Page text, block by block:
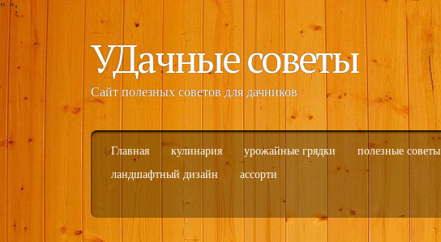
" ";
УДачные советы
Сайт полезных советов для дачников
Главная кулинария урожайные грядки полезные советы
ландшафтный дизайн
ассорти